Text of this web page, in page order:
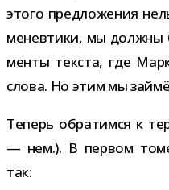
этого пред­ло­же­ния
ме­нев­тики, мы должны
менты тек­ста, где
слова. Но этим мы
Теперь обра­тимся к
— нем.). В пер­вом
так: